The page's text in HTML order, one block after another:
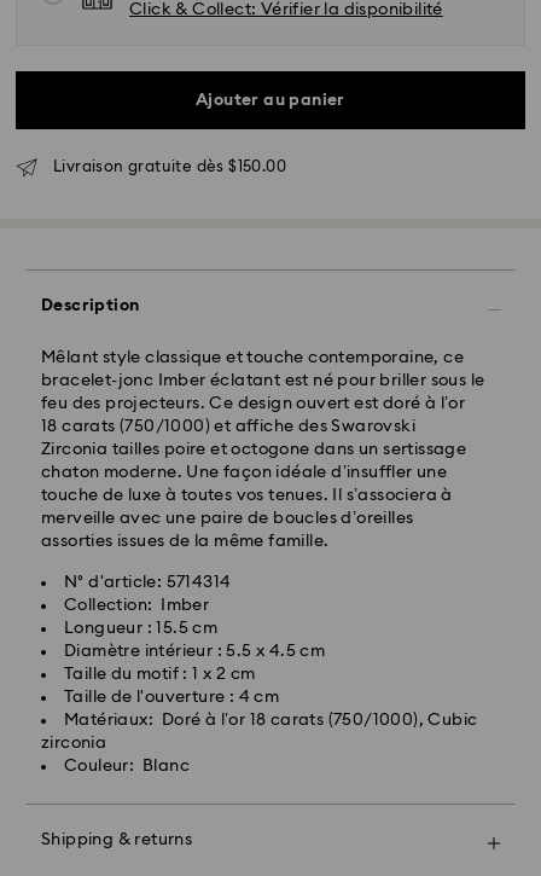
Click & Collect: Vérifier la disponibilité
Ajouter au panier
Livraison gratuite dès $150.00
Description
Mêlant style classique et touche contemporaine, ce
bracelet-jonc Imber éclatant est né pour briller sous le
feu des projecteurs. Ce design ouvert est doré à l’or
18 carats (750/1000) et affiche des Swarovski
Zirconia tailles poire et octogone dans un sertissage
chaton moderne. Une façon idéale d’insuffler une
touche de luxe à toutes vos tenues. Il s’associera à
merveille avec une paire de boucles d’oreilles
assorties issues de la même famille.
N° d'article: 5714314
Collection: Imber
Longueur : 15.5 cm
Diamètre intérieur : 5.5 x 4.5 cm
Taille du motif : 1 x 2 cm
Taille de l'ouverture : 4 cm
Matériaux: Doré à l’or 18 carats (750/1000), Cubic
zirconia
Couleur: Blanc
Shipping & returns
11h00 (heure EST) sont traitées et expédiées le même
Coût d’expédition standard : 10.95 CAD
Livraison standard gratuite au-delà de : 150 CAD
Les commandes passées le week-end et les jours
fériés sont traitées et expédiées le jour ouvrable
suivant.
postales ou les adresses militaire/navales. Les articles
restent la propriété de Swarovski jusqu’à la réception
du paiement final.
Lorsque les articles sont commandés avant les
dernières dates de livraison indiquées, leur livraison
est généralement exécutée à temps. Les livraisons
peuvent faire l’objet d’un retard en raison
d’anomalies imprévues de la part de nos partenaires
de livraison. Swarovski ne pourra être tenue
programmons nos livraisons les jours fériés. Il se peut
Offrez un cadeau encore plus spécial avec un sac